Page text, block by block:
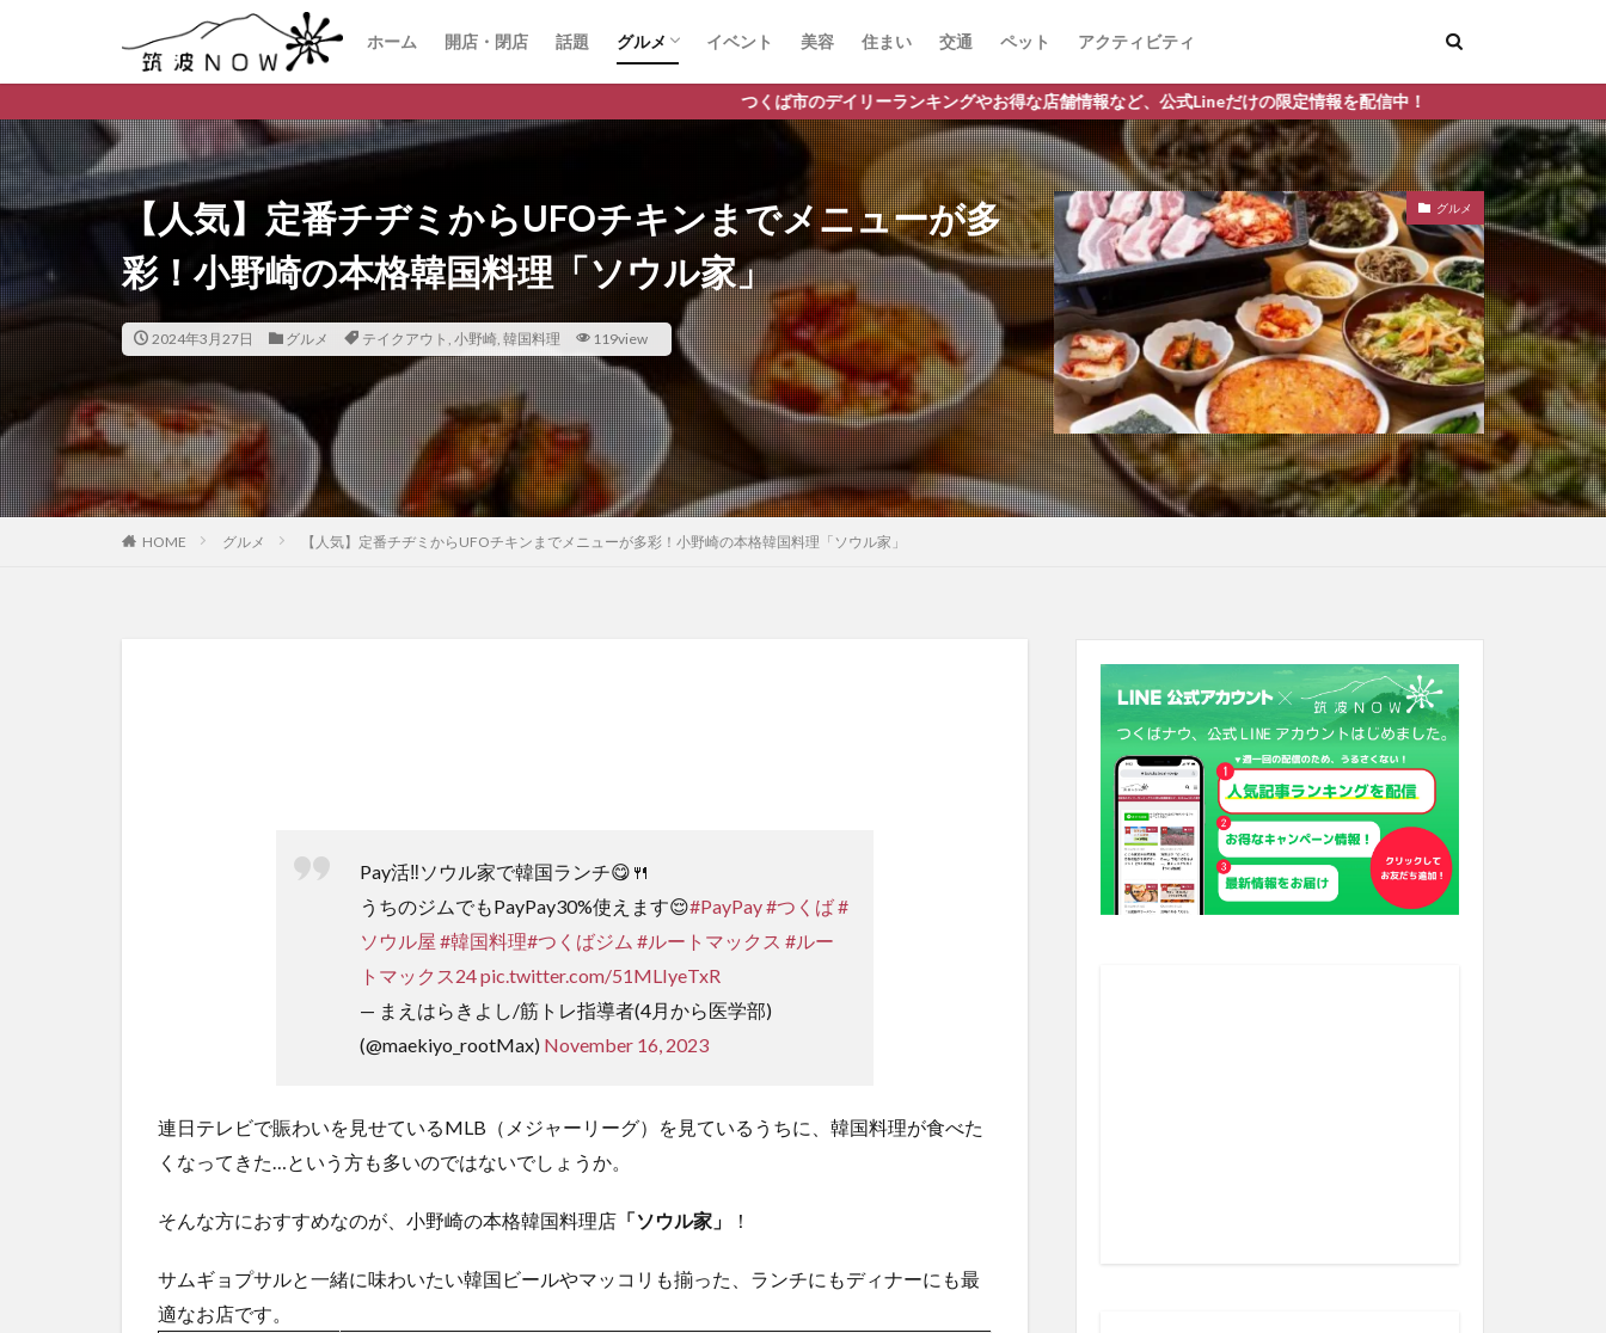
ホーム 開店・閉店 話題 グルメ イベント 美容 住まい 交通 ペット アクティビティ
つくば市のデイリーランキングやお得な店舗情報など、公式Lineだけの限定情報を配信中！
【人気】定番チヂミからUFOチキンまでメニューが多
彩！小野崎の本格韓国料理「ソウル家」
2024年3月27日 グルメ テイクアウト , 小野崎, 韓国料理 119view
グルメ
HOME グルメ 【人気】定番チヂミからUFOチキンまでメニューが多彩！小野崎の本格韓国料理「ソウル家」
Pay活‼️ソウル家で韓国ランチ😋🍴
うちのジムでもPayPay30%使えます😌#PayPay#つくば#
ソウル屋 #韓国料理#つくばジム #ルートマックス #ルー
トマックス24pic.twitter.com/51MLIyeTxR
— まえはらきよし/筋トレ指導者(4月から医学部)
(@maekiyo_rootMax) November 16, 2023
連日テレビで賑わいを見せているMLB（メジャーリーグ）を見ているうちに、韓国料理が食べた
くなってきた…という方も多いのではないでしょうか。
そんな方におすすめなのが、小野崎の本格韓国料理店 「ソウル家」 ！
サムギョプサルと一緒に味わいたい韓国ビールやマッコリも揃った、ランチにもディナーにも最
適なお店です。